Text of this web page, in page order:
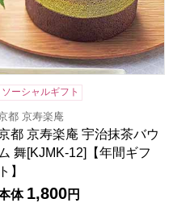
ソーシャルギフト
都 京寿楽庵
都 京寿楽庵 宇治抹茶バウ
ム 舞[KJMK-12]【年間ギフ
ト】
体 1,800円